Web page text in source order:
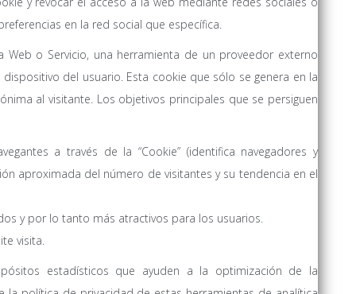
en la red social que específica.
o Servicio, una herramienta de un proveedor externo
del usuario. Esta cookie que sólo se genera en la
al visitante. Los objetivos principales que se persiguen
a través de la “Cookie” (identifica navegadores y
aproximada del número de visitantes y su tendencia en el
y por lo tanto más atractivos para los usuarios.
visita.
estadísticos que ayuden a la optimización de la